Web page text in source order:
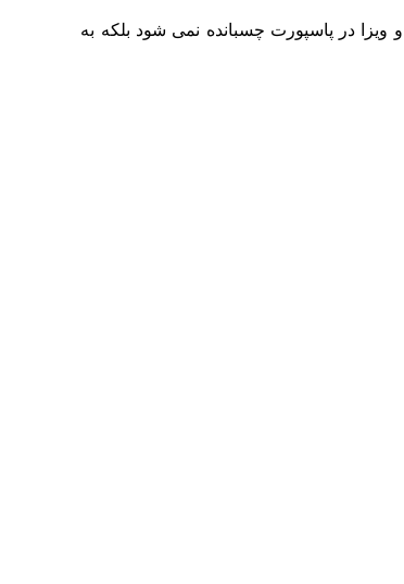
در پاسپورت چسبانده نمی شود بلکه به